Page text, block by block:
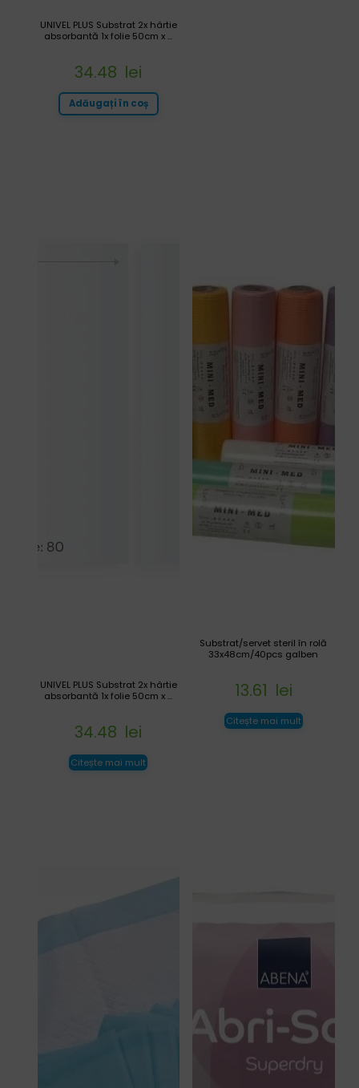
UNIVEL PLUS Substrat 2x hârtie
absorbantă 1x folie 50cm x ...
34.48 lei
Adăugați în coș
Substrat/servet steril în rolă
33x48cm/40pcs galben
13.61 lei
Citește mai mult
UNIVEL PLUS Substrat 2x hârtie
absorbantă 1x folie 50cm x ...
34.48 lei
Citește mai mult